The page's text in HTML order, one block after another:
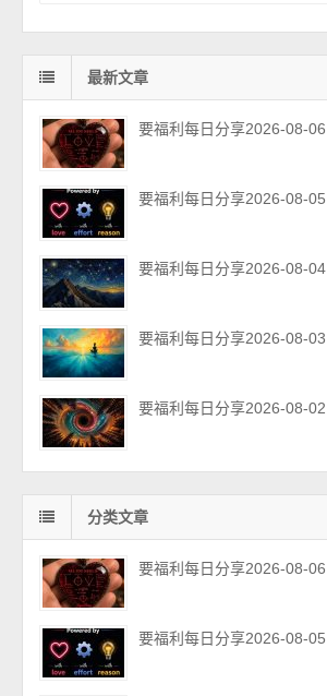
最新文章
要福利每日分享2026-08-06
要福利每日分享2026-08-05
要福利每日分享2026-08-04
要福利每日分享2026-08-03
要福利每日分享2026-08-02
分类文章
要福利每日分享2026-08-06
要福利每日分享2026-08-05